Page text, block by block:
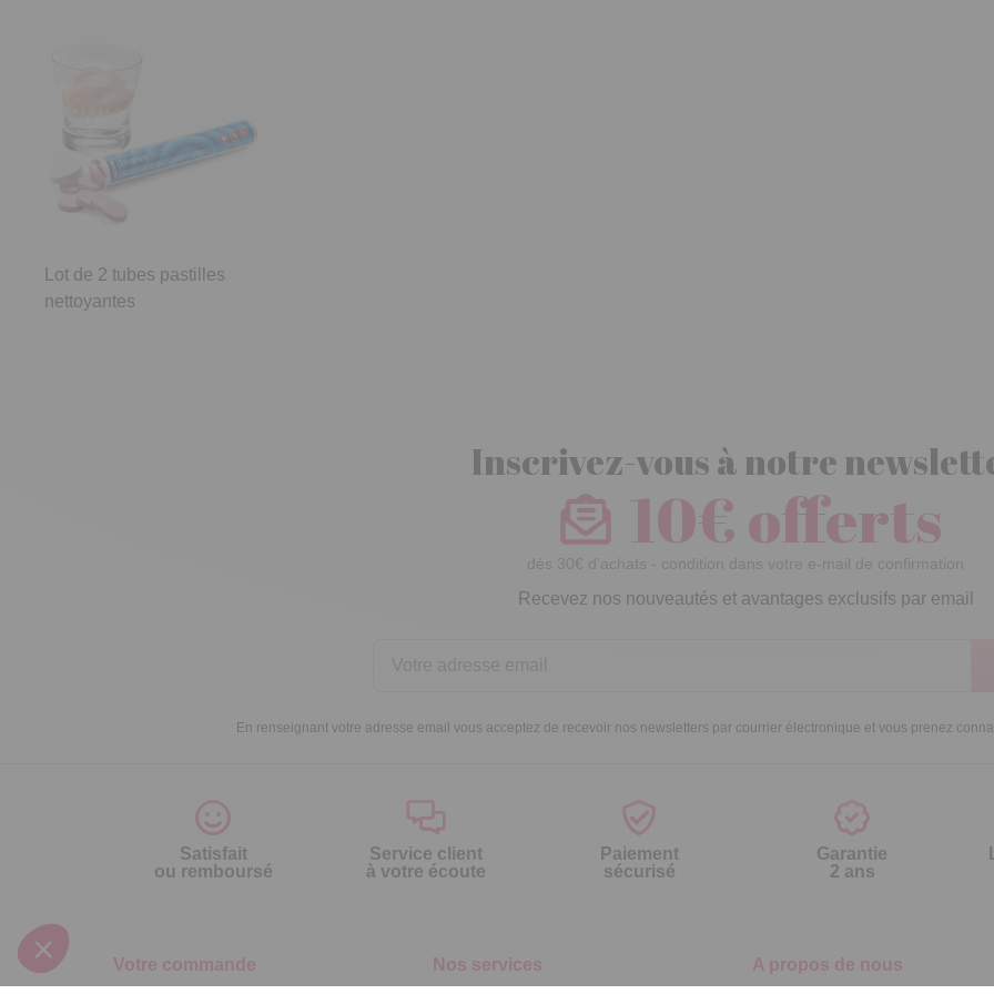
Lot de 2 tubes pastilles
nettoyantes
Inscrivez-vous à notre
10€ offerts
dès 30€ d’achats - condition dans votre e-mail de confirmation
Recevez nos nouveautés et avantages exclusifs par email
En renseignant votre adresse email vous acceptez de recevoir nos newsletters par courrier électronique et vous prenez
Satisfait
ou remboursé
Service client
à votre écoute
Paiement
sécurisé
Garantie
2 ans
Votre commande Nos services A propos de nous